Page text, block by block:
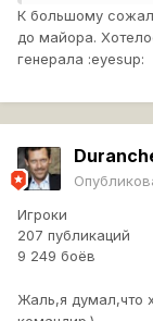
К большому
до майора.
генерала :eyesup:
Игроки
207 публикаций
9 249 боёв
Жаль,я думал,что